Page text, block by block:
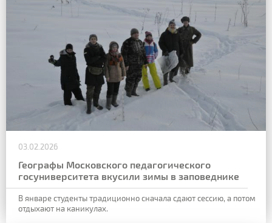
03.02.2026
Географы Московского педагогического
госуниверситета вкусили зимы в заповеднике
В январе студенты традиционно сначала сдают сессию, а потом
отдыхают на каникулах.